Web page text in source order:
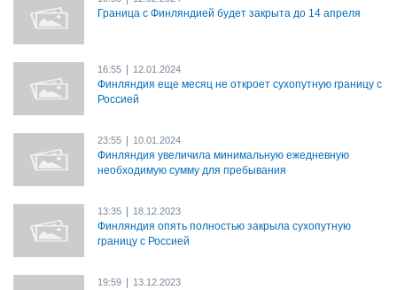
Граница с Финляндией будет закрыта до 14 апреля
16:55 12.01.2024
Финляндия еще месяц не откроет сухопутную границу с
Россией
23:55 10.01.2024
Финляндия увеличила минимальную ежедневную
необходимую сумму для пребывания
13:35 18.12.2023
Финляндия опять полностью закрыла сухопутную
границу с Россией
19:59 13.12.2023